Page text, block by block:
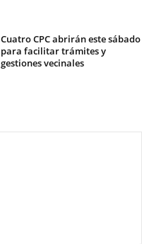
Cuatro CPC abrirán este sábado
para facilitar trámites y
gestiones vecinales